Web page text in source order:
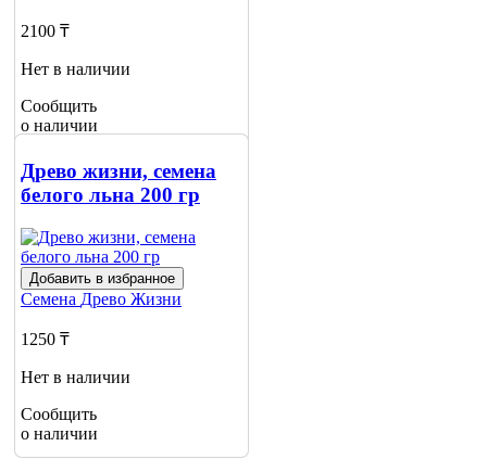
2100 ₸
Нет в наличии
Сообщить
о наличии
Древо жизни, семена
белого льна 200 гр
Добавить в избранное
Семена Древо Жизни
1250 ₸
Нет в наличии
Сообщить
о наличии